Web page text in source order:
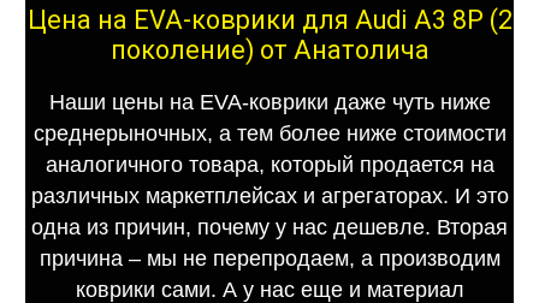
Цена на EVA-коврики для Audi A3 8P (2
поколение) от Анатолича
Наши цены на EVA-коврики даже чуть ниже
среднерыночных, а тем более ниже стоимости
аналогичного товара, который продается на
различных маркетплейсах и агрегаторах. И это
одна из причин, почему у нас дешевле. Вторая
причина – мы не перепродаем, а производим
коврики сами. А у нас еще и материал